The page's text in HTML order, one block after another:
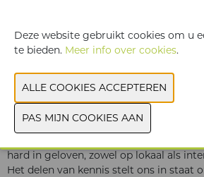
Kennis
als
hard in geloven, zowel op lokaal als
Het delen van kennis stelt ons in staat
Deze website gebruikt cookies om u
te bieden. Meer info over cookies.